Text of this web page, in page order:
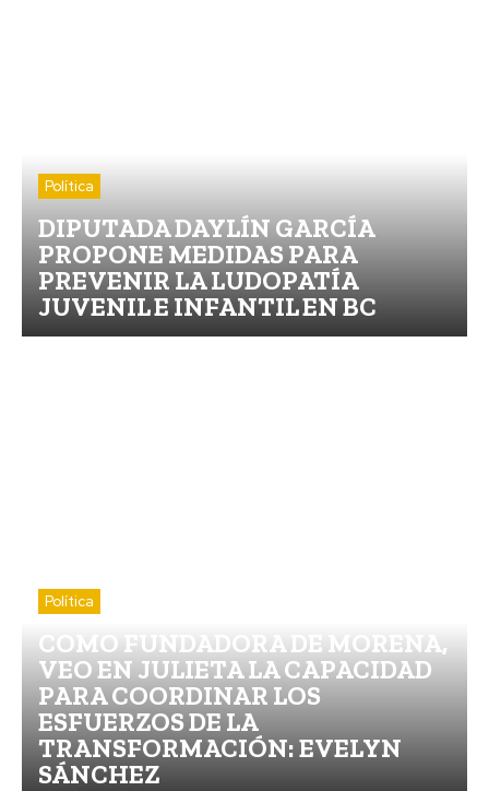
Política
DIPUTADA DAYLÍN GARCÍA
PROPONE MEDIDAS PARA
PREVENIR LA LUDOPATÍA
JUVENIL E INFANTIL EN BC
Política
COMO FUNDADORA DE MORENA,
VEO EN JULIETA LA CAPACIDAD
PARA COORDINAR LOS
ESFUERZOS DE LA
TRANSFORMACIÓN: EVELYN
SÁNCHEZ